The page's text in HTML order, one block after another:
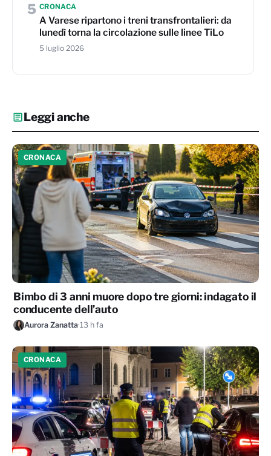
5 CRONACA
A Varese ripartono i treni transfrontalieri: da
lunedì torna la circolazione sulle linee TiLo
5 luglio 2026
Leggi anche
CRONACA
Bimbo di 3 anni muore dopo tre giorni: indagato il
conducente dell’auto
Aurora Zanatta·13 h fa
CRONACA